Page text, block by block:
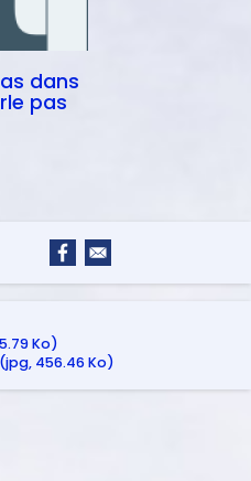
dans
pas
Ko)
456.46 Ko)